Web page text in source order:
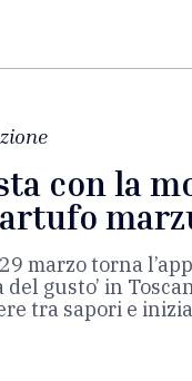
con la
marzo torna
gusto’ in
tra sapori e